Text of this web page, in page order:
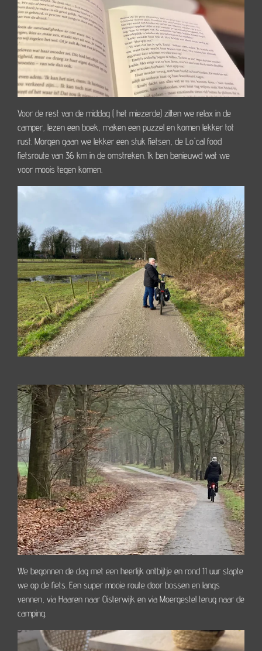
Voor de rest van de middag ( het miezerde) zitten we relax in de
camper, lezen een boek, maken een puzzel en komen lekker tot
rust. Morgen gaan we lekker een stuk fietsen, de Lo'cal food
fietsroute van 36 km in de omstreken. Ik ben benieuwd wat we
voor moois tegen komen.
We begonnen de dag met een heerlijk ontbijtje en rond 11 uur stapte
we op de fiets. Een super mooie route door bossen en langs
vennen, via Haaren naar Oisterwijk en via Moergestel terug naar de
camping.